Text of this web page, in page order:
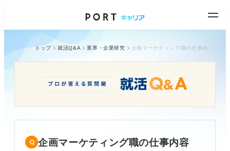
トップ 就活Q&A 業界・企業研究
企画マーケティング職の仕事内容